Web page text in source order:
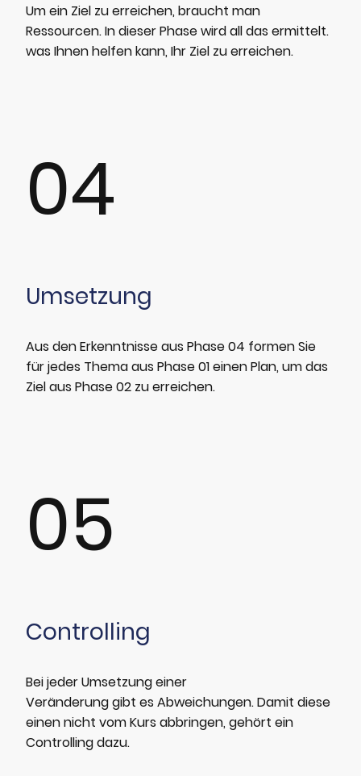
Um ein Ziel zu erreichen, braucht man
Ressourcen. In dieser Phase wird all das ermittelt.
was Ihnen helfen kann, Ihr Ziel zu erreichen.
04
Umsetzung
Aus den Erkenntnisse aus Phase 04 formen Sie
für jedes Thema aus Phase 01 einen Plan, um das
Ziel aus Phase 02 zu erreichen.
05
Controlling
Bei jeder Umsetzung einer
Veränderung gibt es Abweichungen. Damit diese
einen nicht vom Kurs abbringen, gehört ein
Controlling dazu.